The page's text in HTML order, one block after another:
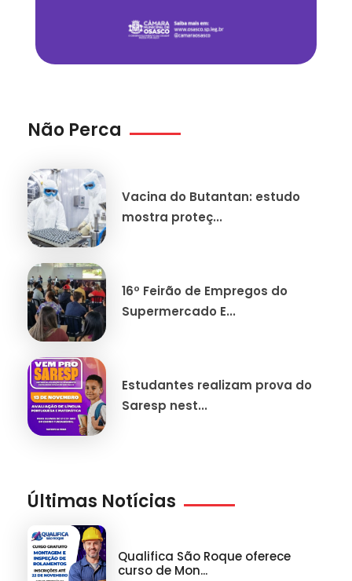
Não Perca
Vacina do Butantan: estudo
mostra proteç...
16º Feirão de Empregos do
Supermercado E...
Estudantes realizam prova do
Saresp nest...
Últimas Notícias
Qualifica São Roque oferece
curso de Mon...